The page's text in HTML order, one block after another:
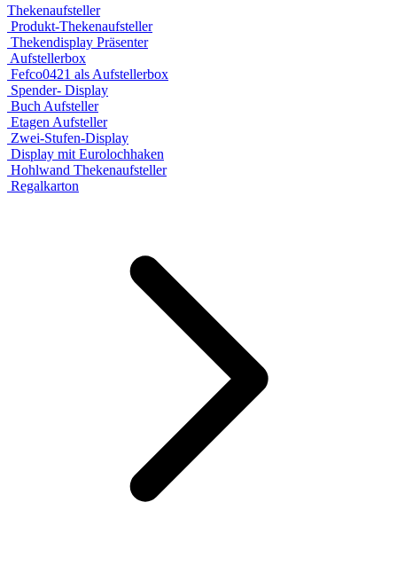
Thekenaufsteller
Produkt-Thekenaufsteller
Thekendisplay Präsenter
Aufstellerbox
Fefco0421 als Aufstellerbox
Spender- Display
Buch Aufsteller
Etagen Aufsteller
Zwei-Stufen-Display
Display mit Eurolochhaken
Hohlwand Thekenaufsteller
Regalkarton